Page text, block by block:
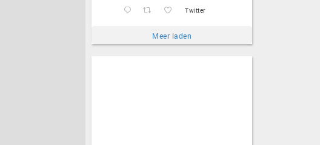
Twitter
Meer laden